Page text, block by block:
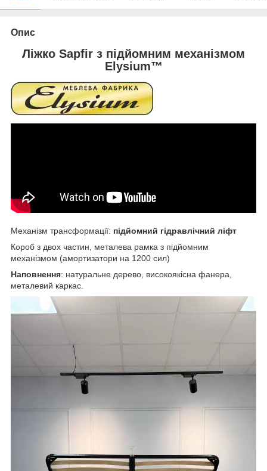
Опис
Ліжко Sapfir з підйомним механізмом
Elysium™
Механізм трансформації: підйомний гідравлічний ліфт
Короб з двох частин, металева рамка з підйомним
механізмом (амортизатори на 1200 сил)
Наповнення: натуральне дерево, високоякісна фанера,
металевий каркас.